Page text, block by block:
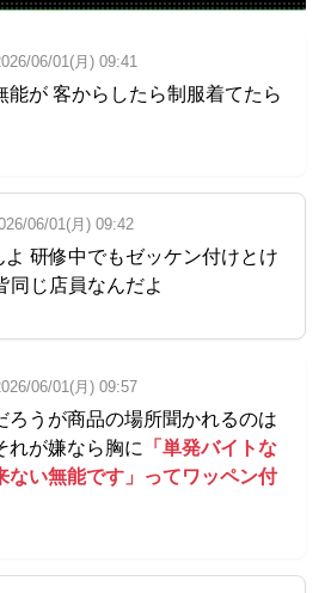
06/01(月) 09:41
能が 客からしたら制服着てたら
06/01(月) 09:42
研修中でもゼッケン付けとけ
同じ店員なんだよ
06/01(月) 09:57
ろうが商品の場所聞かれるのは
れが嫌なら胸に
「単発バイトな
ない無能です」ってワッペン付